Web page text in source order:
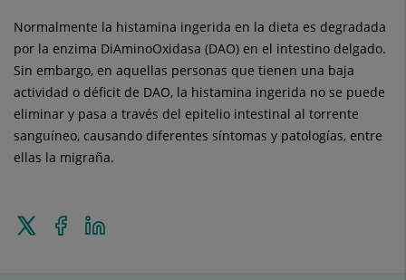
Normalmente la histamina ingerida en la dieta es degradada
por la enzima DiAminoOxidasa (DAO) en el intestino delgado.
Sin embargo, en aquellas personas que tienen una baja
actividad o déficit de DAO, la histamina ingerida no se puede
eliminar y pasa a través del epitelio intestinal al torrente
sanguíneo, causando diferentes síntomas y patologías, entre
ellas la migraña.
Enviar
Compartir
en